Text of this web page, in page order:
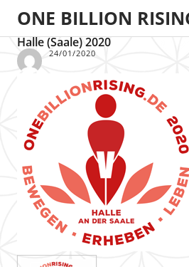
ONE BILLION
Halle (Saale) 2020
24/01/2020